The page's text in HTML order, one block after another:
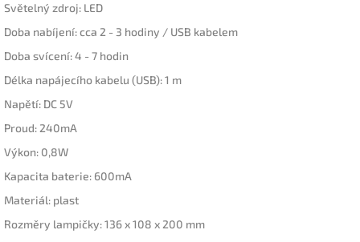
Světelný zdroj: LED
Doba nabíjení: cca 2 - 3 hodiny / USB kabelem
Doba svícení: 4 - 7 hodin
Délka napájecího kabelu (USB): 1 m
Napětí: DC 5V
Proud: 240mA
Výkon: 0,8W
Kapacita baterie: 600mA
Materiál: plast
Rozměry lampičky: 136 x 108 x 200 mm